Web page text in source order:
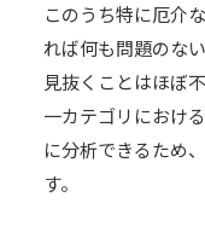
このうち特に厄介
れば何も問題のな
見抜くことはほぼ
一カテゴリにおけ
に分析できるため
す。